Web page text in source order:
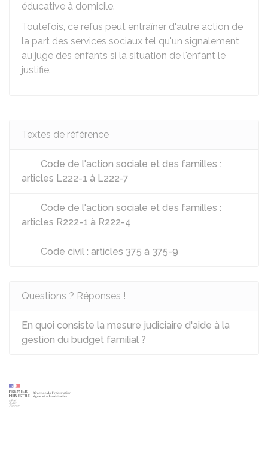
éducative à domicile.
Toutefois, ce refus peut entraîner d'autre action de
la part des services sociaux tel qu'un signalement
au juge des enfants si la situation de l'enfant le
justifie.
Textes de référence
Code de l'action sociale et des familles :
articles L222-1 à L222-7
Code de l'action sociale et des familles :
articles R222-1 à R222-4
Code civil : articles 375 à 375-9
Questions ? Réponses !
En quoi consiste la mesure judiciaire d'aide à la
gestion du budget familial ?